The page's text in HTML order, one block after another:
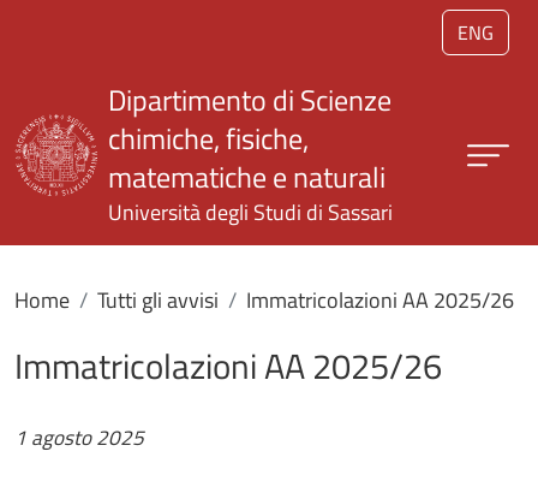
Salta al contenuto principale
ENG
Dipartimento di Scienze
chimiche, fisiche,
matematiche e naturali
Università degli Studi di Sassari
Home Tutti gli avvisi Immatricolazioni AA 2025/26
Immatricolazioni AA 2025/26
1 agosto 2025